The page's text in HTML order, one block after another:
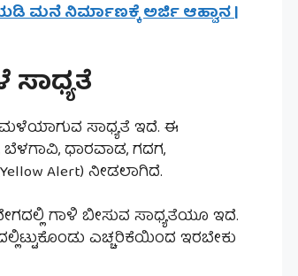
ಮನೆ ನಿರ್ಮಾಣಕ್ಕೆ ಅರ್ಜಿ ಆಹ್ವಾನ |
ಮಳೆಯಾಗುವ ಸಾಧ್ಯತೆ ಇದೆ. ಈ
ಧಾರವಾಡ, ಗದಗ,
Alert) ನೀಡಲಾಗಿದೆ.
ಗಾಳಿ ಬೀಸುವ ಸಾಧ್ಯತೆಯೂ ಇದೆ.
ಎಚ್ಚರಿಕೆಯಿಂದ ಇರಬೇಕು